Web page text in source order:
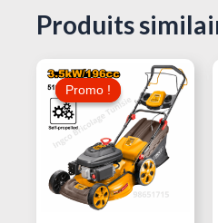
Produits
Promo !
Promo !
Le
Prix
Initial
Était :
Le
Prix
Actuel
Est :